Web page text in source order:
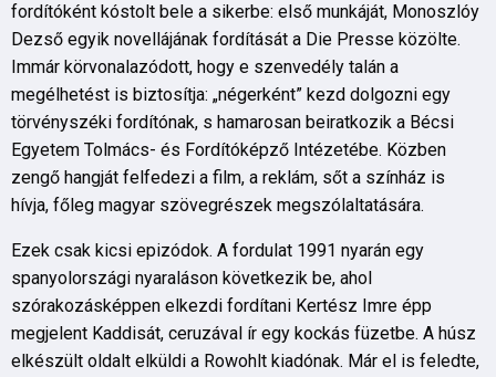
fordítóként kóstolt bele a sikerbe: első munkáját, Monoszlóy
Dezső egyik novellájának fordítását a Die Presse közölte.
Immár körvonalazódott, hogy e szenvedély talán a
megélhetést is biztosítja: „négerként” kezd dolgozni egy
törvényszéki fordítónak, s hamarosan beiratkozik a Bécsi
Egyetem Tolmács- és Fordítóképző Intézetébe. Közben
zengő hangját felfedezi a film, a reklám, sőt a színház is
hívja, főleg magyar szövegrészek megszólaltatására.
Ezek csak kicsi epizódok. A fordulat 1991 nyarán egy
spanyolországi nyaraláson következik be, ahol
szórakozásképpen elkezdi fordítani Kertész Imre épp
megjelent Kaddisát, ceruzával ír egy kockás füzetbe. A húsz
elkészült oldalt elküldi a Rowohlt kiadónak. Már el is feledte,